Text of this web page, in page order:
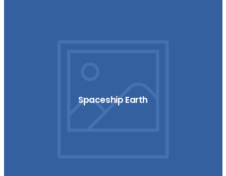
Spaceship Earth